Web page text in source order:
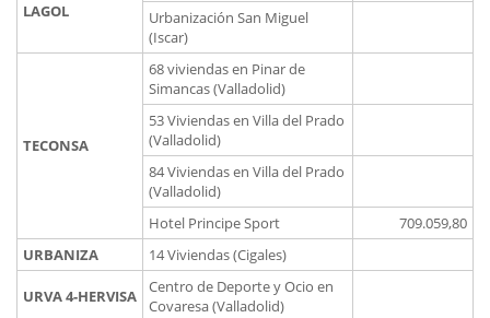
LAGOL
Urbanización San Miguel
(Iscar)
TECONSA
68 viviendas en Pinar de
Simancas (Valladolid)
53 Viviendas en Villa del Prado
(Valladolid)
84 Viviendas en Villa del Prado
(Valladolid)
Hotel Principe Sport
709.059,80
URBANIZA
14 Viviendas (Cigales)
URVA 4-HERVISA
Centro de Deporte y Ocio en
Covaresa (Valladolid)